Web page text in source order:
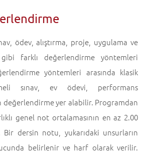
ödev, alıştırma, proje, uygulama ve
farklı değerlendirme yöntemleri
yöntemleri arasında klasik
sınav, ev ödevi, performans
yer alabilir. Programdan
genel not ortalamasının en az 2.00
Bir dersin notu, yukarıdaki unsurların
belirlenir ve harf olarak verilir.